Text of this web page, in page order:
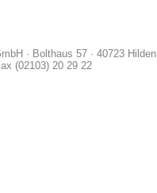
· Bolthaus 57 · 40723 Hilden
(02103) 20 29 22